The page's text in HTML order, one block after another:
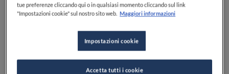
tue preferenze cliccando qui o in qualsiasi momento cliccando sul link
"Impostazioni cookie" sul nostro sito web. Maggiori informazioni
Impostazioni cookie
Accetta tutti i cookie